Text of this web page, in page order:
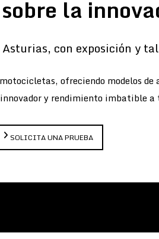
la
con exposición y
ofreciendo modelos
y rendimiento imbatible
SOLICITA UNA PRUEBA